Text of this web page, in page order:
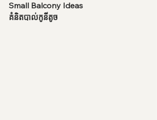
Small Balcony Ideas
គំនិតបាល់កូនីតូច